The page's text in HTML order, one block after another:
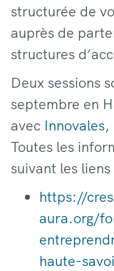
structurée de
auprès de
structures
Deux sessions
septembre en
avec Innovales,
Toutes les
suivant les
https://
aura.org/
haute-